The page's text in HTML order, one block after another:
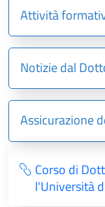
Attività
Notizie dal
Assicurazione
Corso di
l'Università